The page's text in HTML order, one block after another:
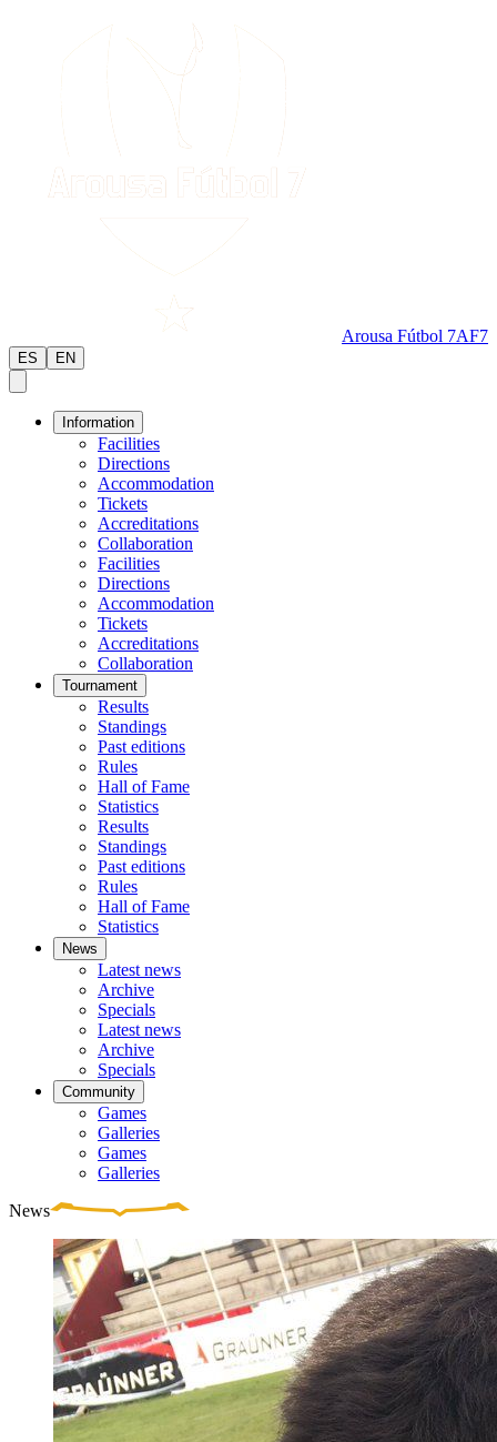
Arousa Fútbol 7AF7
ES EN
Information
Facilities
Directions
Accommodation
Tickets
Accreditations
Collaboration
Facilities
Directions
Accommodation
Tickets
Accreditations
Collaboration
Tournament
Results
Standings
Past editions
Rules
Hall of Fame
Statistics
Results
Standings
Past editions
Rules
Hall of Fame
Statistics
News
Latest news
Archive
Specials
Latest news
Archive
Specials
Community
Games
Galleries
Games
Galleries
News